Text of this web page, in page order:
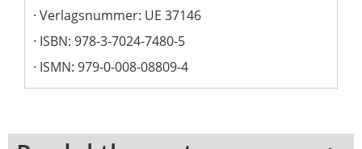
Verlagsnummer: UE 37146
ISBN: 978-3-7024-7480-5
ISMN: 979-0-008-08809-4